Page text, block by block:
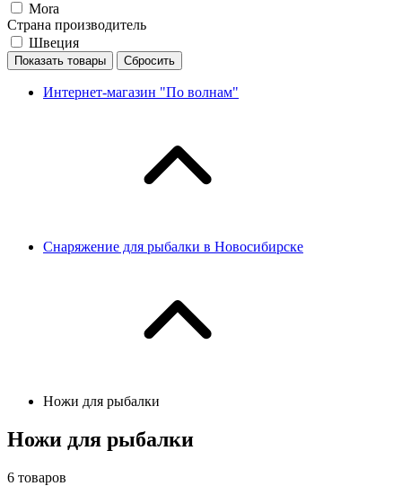
Mora
Страна производитель
Швеция
Показать товары Сбросить
Интернет-магазин "По волнам"
Снаряжение для рыбалки в Новосибирске
Ножи для рыбалки
Ножи для рыбалки
6 товаров